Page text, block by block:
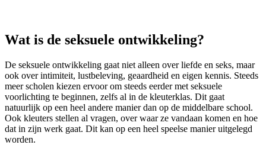
Wat is de seksuele ontwikkeling?
De seksuele ontwikkeling gaat niet alleen over liefde en seks, maar
ook over intimiteit, lustbeleving, geaardheid en eigen kennis. Steeds
meer scholen kiezen ervoor om steeds eerder met seksuele
voorlichting te beginnen, zelfs al in de kleuterklas. Dit gaat
natuurlijk op een heel andere manier dan op de middelbare school.
Ook kleuters stellen al vragen, over waar ze vandaan komen en hoe
dat in zijn werk gaat. Dit kan op een heel speelse manier uitgelegd
worden.